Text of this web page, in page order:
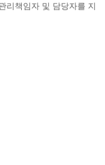
리책임자 및 담당자를 지